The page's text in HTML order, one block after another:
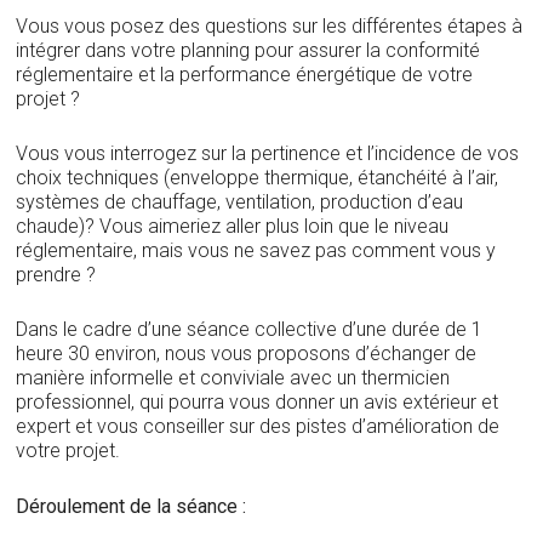
Vous vous posez des questions sur les différentes étapes à
intégrer dans votre planning pour assurer la conformité
réglementaire et la performance énergétique de votre
projet ?
Vous vous interrogez sur la pertinence et l’incidence de vos
choix techniques (enveloppe thermique, étanchéité à l’air,
systèmes de chauffage, ventilation, production d’eau
chaude)? Vous aimeriez aller plus loin que le niveau
réglementaire, mais vous ne savez pas comment vous y
prendre ?
Dans le cadre d’une séance collective d’une durée de 1
heure 30 environ, nous vous proposons d’échanger de
manière informelle et conviviale avec un thermicien
professionnel, qui pourra vous donner un avis extérieur et
expert et vous conseiller sur des pistes d’amélioration de
votre projet.
Déroulement de la séance :